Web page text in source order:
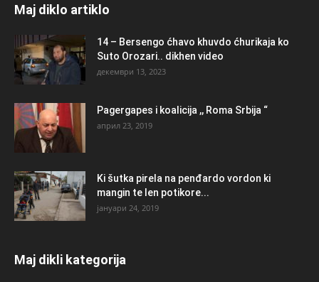
Maj diklo artiklo
14 – Bersengo ćhavo khuvdo ćhurikaja ko
Suto Orozari.. dikhen video
декември 13, 2023
Pagergapes i koalicija ,, Roma Srbija “
април 23, 2019
Ki šutka pirela na penđardo vordon ki
mangin te len potikore...
јануари 24, 2019
Maj dikli kategorija